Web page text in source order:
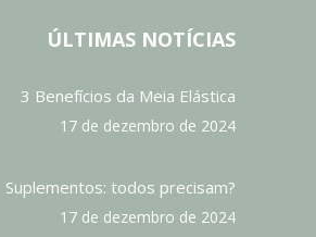
ÚLTIMAS NOTÍCIAS
3 Benefícios da Meia Elástica
17 de dezembro de 2024
Suplementos: todos precisam?
17 de dezembro de 2024